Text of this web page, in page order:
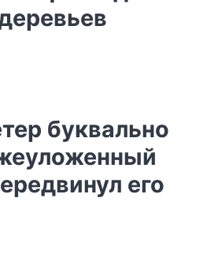
буквально
его